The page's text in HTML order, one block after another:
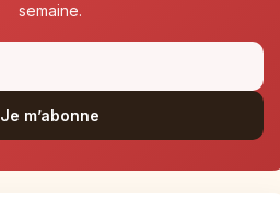
semaine.
Je m’abonne